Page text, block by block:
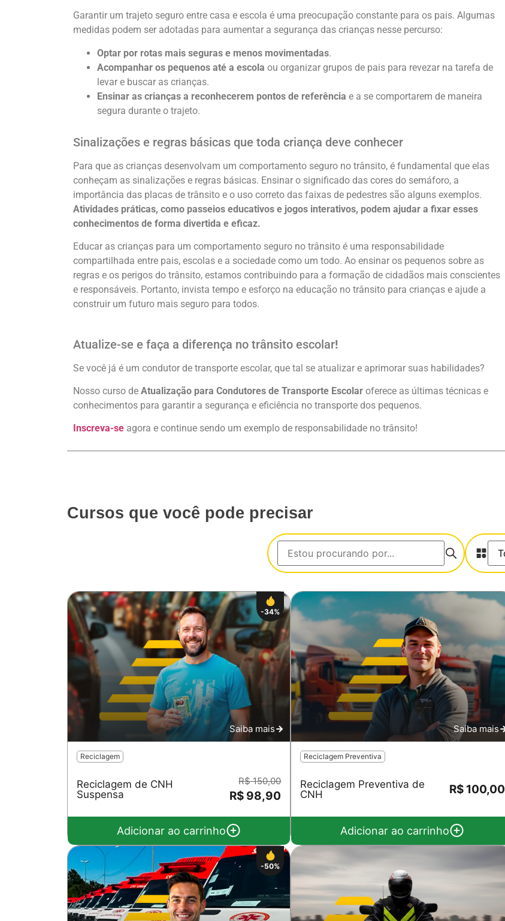
Salvar
Garantir um trajeto seguro entre casa e escola é uma preocupação constante para os pais. Algumas
medidas podem ser adotadas para aumentar a segurança das crianças nesse percurso:
Optar por rotas mais seguras e menos movimentadas.
Acompanhar os pequenos até a escola ou organizar grupos de pais para revezar na tarefa de
levar e buscar as crianças.
Ensinar as crianças a reconhecerem pontos de referência e a se comportarem de maneira
segura durante o trajeto.
Sinalizações e regras básicas que toda criança deve conhecer
Para que as crianças desenvolvam um comportamento seguro no trânsito, é fundamental que elas
conheçam as sinalizações e regras básicas. Ensinar o significado das cores do semáforo, a
importância das placas de trânsito e o uso correto das faixas de pedestres são alguns exemplos.
Atividades práticas, como passeios educativos e jogos interativos, podem ajudar a fixar esses
conhecimentos de forma divertida e eficaz.
Educar as crianças para um comportamento seguro no trânsito é uma responsabilidade
compartilhada entre pais, escolas e a sociedade como um todo. Ao ensinar os pequenos sobre as
regras e os perigos do trânsito, estamos contribuindo para a formação de cidadãos mais conscientes
e responsáveis. Portanto, invista tempo e esforço na educação no trânsito para crianças e ajude a
construir um futuro mais seguro para todos.
Atualize-se e faça a diferença no trânsito escolar!
Se você já é um condutor de transporte escolar, que tal se atualizar e aprimorar suas habilidades?
Nosso curso de Atualização para Condutores de Transporte Escolar oferece as últimas técnicas e
conhecimentos para garantir a segurança e eficiência no transporte dos pequenos.
Inscreva-se agora e continue sendo um exemplo de responsabilidade no trânsito!
Cursos que você pode precisar
-34%
Saiba mais
Reciclagem
Reciclagem de CNH
Suspensa
R$ 150,00
R$ 98,90
Adicionar ao carrinho
Saiba mais
Reciclagem Preventiva
Reciclagem Preventiva de
CNH
R$ 100,00
Adicionar ao carrinho
-50%